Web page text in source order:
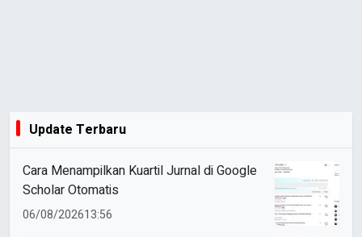
Update Terbaru
Cara Menampilkan Kuartil Jurnal di Google
Scholar Otomatis
06/08/202613:56